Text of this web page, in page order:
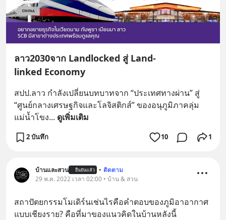
ลาว2030จาก Landlocked สู่ Land-
linked Economy
สปป.ลาว กำลังเปลี่ยนบทบาทจาก “ประเทศทางผ่าน” สู่
“ศูนย์กลางเศรษฐกิจและโลจิสติกส์” ของอนุภูมิภาคลุ่ม
แม่น้ำโขง... ดูเพิ่มเติม
2 บันทึก 10 1
บ้านและสวน ยืนยันแล้ว • ติดตาม
29 พ.ค. 2022 เวลา 02:00 • บ้าน & สวน
สถาปัตยกรรมโมเดิร์นเช่นไรคือคำตอบของภูมิอาอากาศ
แบบเชียงราย? คือที่มาของแนวคิดในบ้านหลังนี้